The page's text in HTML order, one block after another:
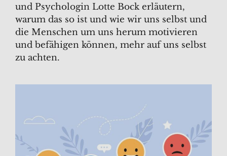
und Psychologin Lotte Bock erläutern,
warum das so ist und wie wir uns selbst und
die Menschen um uns herum motivieren
und befähigen können, mehr auf uns selbst
zu achten.